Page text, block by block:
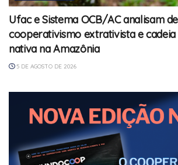
Ufac e Sistema OCB/AC analisam
cooperativismo extrativista e
nativa na Amazônia
5 DE AGOSTO DE 2026